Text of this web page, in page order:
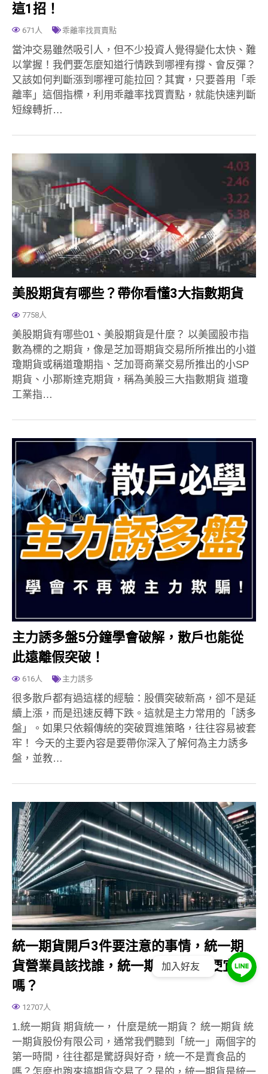
這1招！
671人 乖離率找買賣點
當沖交易雖然吸引人，但不少投資人覺得變化太快、難
以掌握！我們要怎麼知道行情跌到哪裡有撐、會反彈？
又該如何判斷漲到哪裡可能拉回？其實，只要善用「乖
離率」這個指標，利用乖離率找買賣點，就能快速判斷
短線轉折…
美股期貨有哪些？帶你看懂3大指數期貨
7758人
美股期貨有哪些01、美股期貨是什麼？ 以美國股市指
數為標的之期貨，像是芝加哥期貨交易所所推出的小道
瓊期貨或稱道瓊期指、芝加哥商業交易所推出的小SP
期貨、小那斯達克期貨，稱為美股三大指數期貨 道瓊
工業指…
主力誘多盤5分鐘學會破解，散戶也能從
此遠離假突破！
616人 主力誘多
很多散戶都有過這樣的經驗：股價突破新高，卻不是延
續上漲，而是迅速反轉下跌。這就是主力常用的「誘多
盤」。如果只依賴傳統的突破買進策略，往往容易被套
牢！ 今天的主要內容是要帶你深入了解何為主力誘多
盤，並教…
統一期貨開戶3件要注意的事情，統一期
貨營業員該找誰，統一期貨手續費便宜
嗎？
12707人
1.統一期貨 期貨統一， 什麼是統一期貨？ 統一期貨 統
一期貨股份有限公司，通常我們聽到「統一」兩個字的
第一時間，往往都是驚訝與好奇，統一不是賣食品的
嗎？怎麼也跑來搞期貨交易了？是的，統一期貨是統一
加入好友